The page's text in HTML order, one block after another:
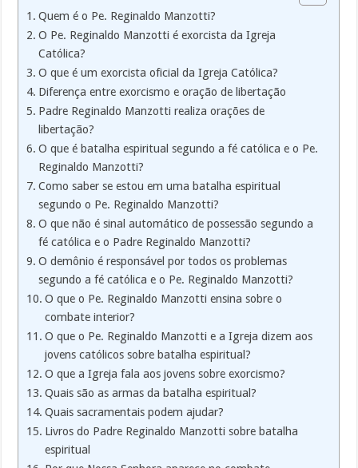
Quem é o Pe. Reginaldo Manzotti?
O Pe. Reginaldo Manzotti é exorcista da Igreja
Católica?
O que é um exorcista oficial da Igreja Católica?
Diferença entre exorcismo e oração de libertação
Padre Reginaldo Manzotti realiza orações de
libertação?
O que é batalha espiritual segundo a fé católica e o Pe.
Reginaldo Manzotti?
Como saber se estou em uma batalha espiritual
segundo o Pe. Reginaldo Manzotti?
O que não é sinal automático de possessão segundo a
fé católica e o Padre Reginaldo Manzotti?
O demônio é responsável por todos os problemas
segundo a fé católica e o Pe. Reginaldo Manzotti?
O que o Pe. Reginaldo Manzotti ensina sobre o
combate interior?
O que o Pe. Reginaldo Manzotti e a Igreja dizem aos
jovens católicos sobre batalha espiritual?
O que a Igreja fala aos jovens sobre exorcismo?
Quais são as armas da batalha espiritual?
Quais sacramentais podem ajudar?
Livros do Padre Reginaldo Manzotti sobre batalha
espiritual